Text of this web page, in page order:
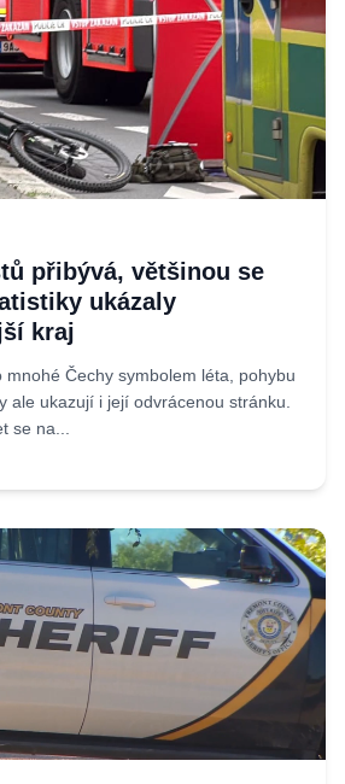
přibývá, většinou se
ukázaly
kraj
Čechy symbolem léta, pohybu
ale ukazují i její odvrácenou stránku.
se na...